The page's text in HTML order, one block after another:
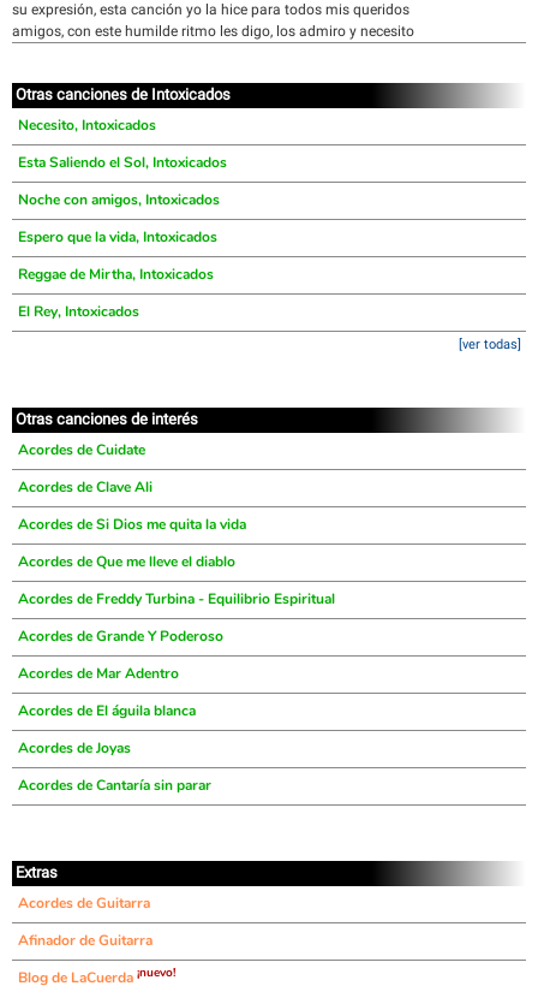
su expresión, esta canción yo la hice para todos mis queridos
amigos, con este humilde ritmo les digo, los admiro y necesito
Otras canciones de Intoxicados
Necesito, Intoxicados
Esta Saliendo el Sol, Intoxicados
Noche con amigos, Intoxicados
Espero que la vida, Intoxicados
Reggae de Mirtha, Intoxicados
El Rey, Intoxicados
[ver todas]
Otras canciones de interés
Acordes de Cuidate
Acordes de Clave Ali
Acordes de Si Dios me quita la vida
Acordes de Que me lleve el diablo
Acordes de Freddy Turbina - Equilibrio Espiritual
Acordes de Grande Y Poderoso
Acordes de Mar Adentro
Acordes de El águila blanca
Acordes de Joyas
Acordes de Cantaría sin parar
Extras
Acordes de Guitarra
Afinador de Guitarra
Blog de LaCuerda ¡nuevo!